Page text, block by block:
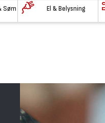
Søm El & Belysning